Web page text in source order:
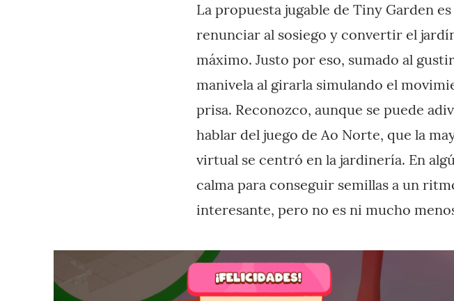
La propuesta jugable de Tiny Garden
renunciar al sosiego y convertir el
máximo. Justo por eso, sumado al
manivela al girarla simulando el
prisa. Reconozco, aunque se puede
hablar del juego de Ao Norte, que la
virtual se centró en la jardinería. En
calma para conseguir semillas a un
interesante, pero no es ni mucho